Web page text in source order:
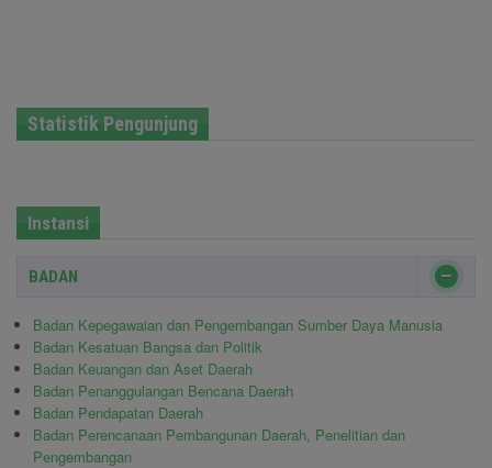
Statistik Pengunjung
Instansi
BADAN
Badan Kepegawaian dan Pengembangan Sumber Daya Manusia
Badan Kesatuan Bangsa dan Politik
Badan Keuangan dan Aset Daerah
Badan Penanggulangan Bencana Daerah
Badan Pendapatan Daerah
Badan Perencanaan Pembangunan Daerah, Penelitian dan
Pengembangan